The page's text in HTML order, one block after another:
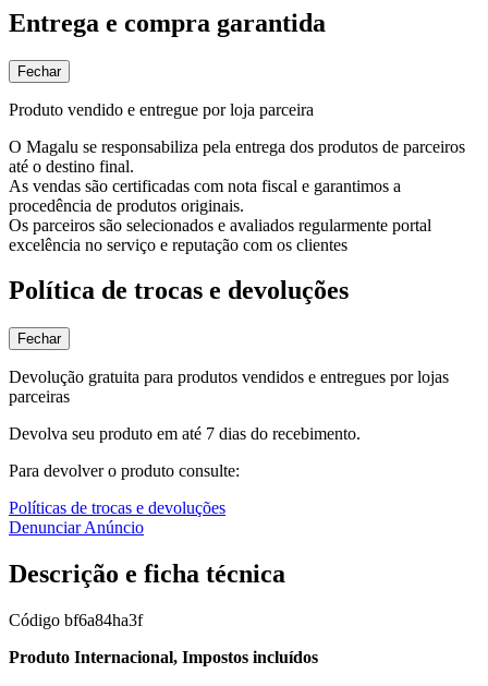
Entrega e compra garantida
Fechar
Produto vendido e entregue por loja parceira
O Magalu se responsabiliza pela entrega dos produtos de parceiros
até o destino final.
As vendas são certificadas com nota fiscal e garantimos a
procedência de produtos originais.
Os parceiros são selecionados e avaliados regularmente portal
excelência no serviço e reputação com os clientes
Política de trocas e devoluções
Fechar
Devolução gratuita para produtos vendidos e entregues por lojas
parceiras
Devolva seu produto em até 7 dias do recebimento.
Para devolver o produto consulte:
Políticas de trocas e devoluções
Denunciar Anúncio
Descrição e ficha técnica
Código bf6a84ha3f
Produto Internacional, Impostos incluídos